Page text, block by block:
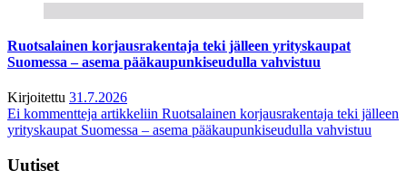
Ruotsalainen korjausrakentaja teki jälleen yrityskaupat
Suomessa – asema pääkaupunkiseudulla vahvistuu
Kirjoitettu 31.7.2026
Ei kommentteja artikkeliin Ruotsalainen korjausrakentaja teki jälleen
yrityskaupat Suomessa – asema pääkaupunkiseudulla vahvistuu
Uutiset